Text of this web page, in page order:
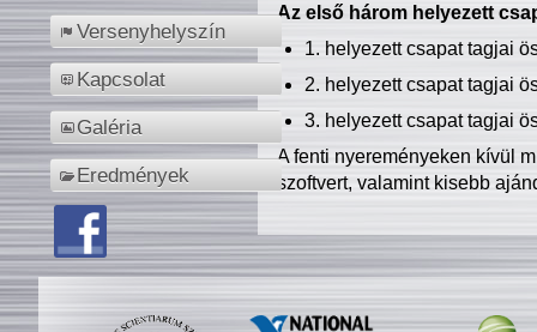
Versenyhelyszín
Kapcsolat
Galéria
Eredmények
Az első három helyezett
1. helyezett csapat tagjai
2. helyezett csapat tagjai
3. helyezett csapat tagjai
A fenti nyereményeken kívül
szoftvert, valamint kisebb